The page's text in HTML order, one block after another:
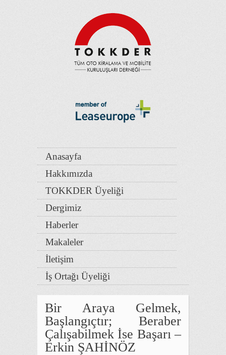
Anasayfa
Hakkımızda
TOKKDER Üyeliği
Dergimiz
Haberler
Makaleler
İletişim
İş Ortağı Üyeliği
Bir Araya Gelmek,
Başlangıçtır; Beraber
Çalışabilmek İse Başarı –
Erkin ŞAHİNÖZ